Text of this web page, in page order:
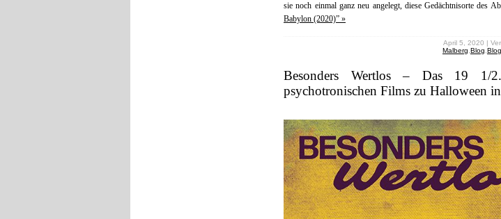
sie noch einmal ganz neu angelegt, diese Gedächtnisorte des
Babylon (2020)” »
April 5, 2020 |
Malberg Blog
Besonders Wertlos – Das 19 1/
psychotronischen Films zu Halloween